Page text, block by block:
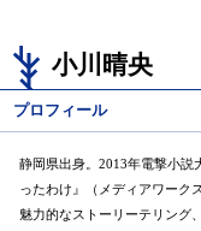
小川晴央
プロフィール
静岡県出身。2013年電撃小説
ったわけ』（メディアワーク
魅力的なストーリーテリング